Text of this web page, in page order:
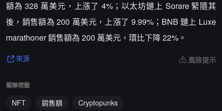
額為 328 萬美元，上漲了 4%；以太坊鏈上 Sorare 緊隨其
後，銷售額為 200 萬美元，上漲了 9.99%；BNB 鏈上 Luxe
marathoner 銷售額為 200 萬美元，環比下降 22%。
來源 風險提示
關聯標籤
NFT 銷售額 Cryptopunks